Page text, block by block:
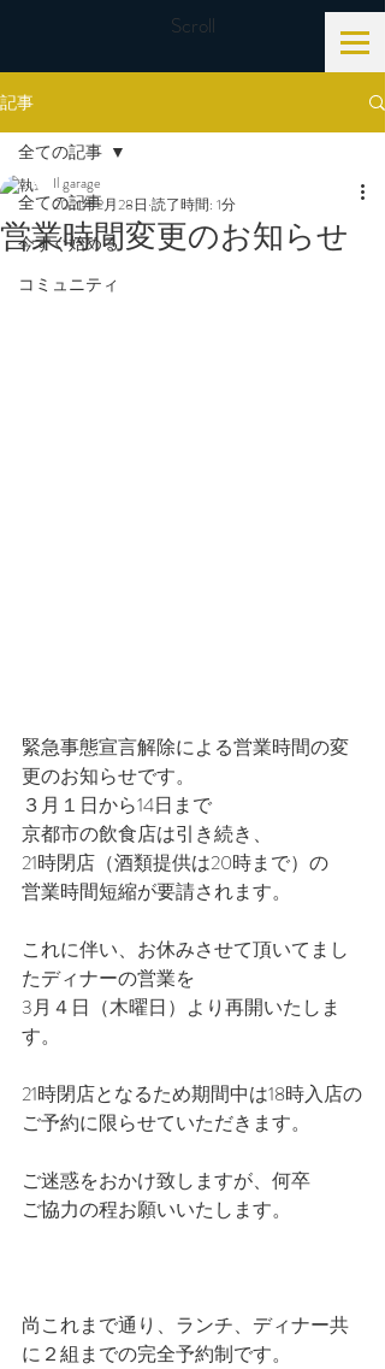
Scroll
記事
全ての記事
今すぐ始める
コミュニティ
全ての記事
営業時間変更のお知らせ
Il garage
2021年2月28日 読了時間: 1分
緊急事態宣言解除による営業時間の変
更のお知らせです。
３月１日から14日まで
京都市の飲食店は引き続き、
21時閉店（酒類提供は20時まで）の
営業時間短縮が要請されます。
これに伴い、お休みさせて頂いてまし
たディナーの営業を
3月４日（木曜日）より再開いたしま
す。
21時閉店となるため期間中は18時入店の
ご予約に限らせていただきます。
ご迷惑をおかけ致しますが、何卒
ご協力の程お願いいたします。
尚これまで通り、ランチ、ディナー共
に２組までの完全予約制です。